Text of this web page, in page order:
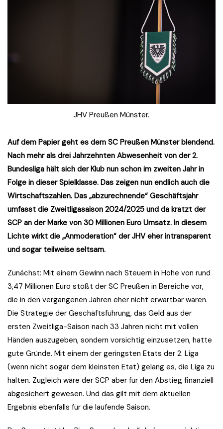
JHV Preußen Münster.
Auf dem Papier geht es dem SC Preußen Münster blendend.
Nach mehr als drei Jahrzehnten Abwesenheit von der 2.
Bundesliga hält sich der Klub nun schon im zweiten Jahr in
Folge in dieser Spielklasse. Das zeigen nun endlich auch die
Wirtschaftszahlen. Das „abzurechnende“ Geschäftsjahr
umfasst die Zweitligasaison 2024/2025 und da kratzt der
SCP an der Marke von 30 Millionen Euro Umsatz. In diesem
Lichte wirkt die „Anmoderation“ der JHV eher intransparent
und sogar teilweise seltsam.
Zunächst: Mit einem Gewinn nach Steuern in Höhe von rund
3,47 Millionen Euro stößt der SC Preußen in Bereiche vor,
die in den vergangenen Jahren eher nicht erwartbar waren.
Die Strategie der Geschäftsführung, das Geld aus der
ersten Zweitliga-Saison nach 33 Jahren nicht mit vollen
Händen auszugeben, sondern vorsichtig einzusetzen, hatte
gute Gründe. Mit einem der geringsten Etats der 2. Liga
(wenn nicht sogar dem kleinsten Etat) gelang es, die Liga zu
halten. Zugleich wäre der SCP aber für den Abstieg finanziell
abgesichert gewesen. Und das gilt mit dem aktuellen
Ergebnis ebenfalls für die laufende Saison.